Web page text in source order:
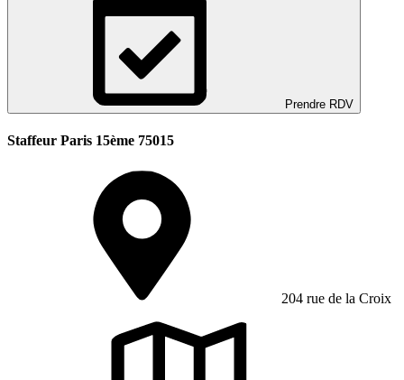
Prendre RDV
Staffeur Paris 15ème 75015
204 rue de la Croix